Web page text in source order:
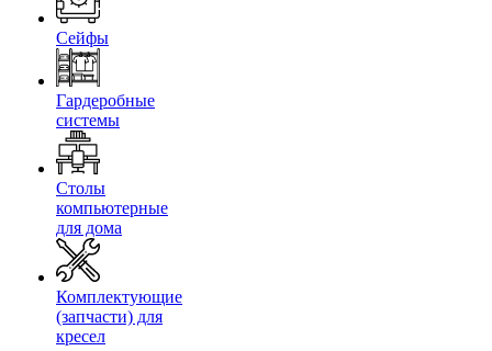
Сейфы
Гардеробные
системы
Столы
компьютерные
для дома
Комплектующие
(запчасти) для
кресел